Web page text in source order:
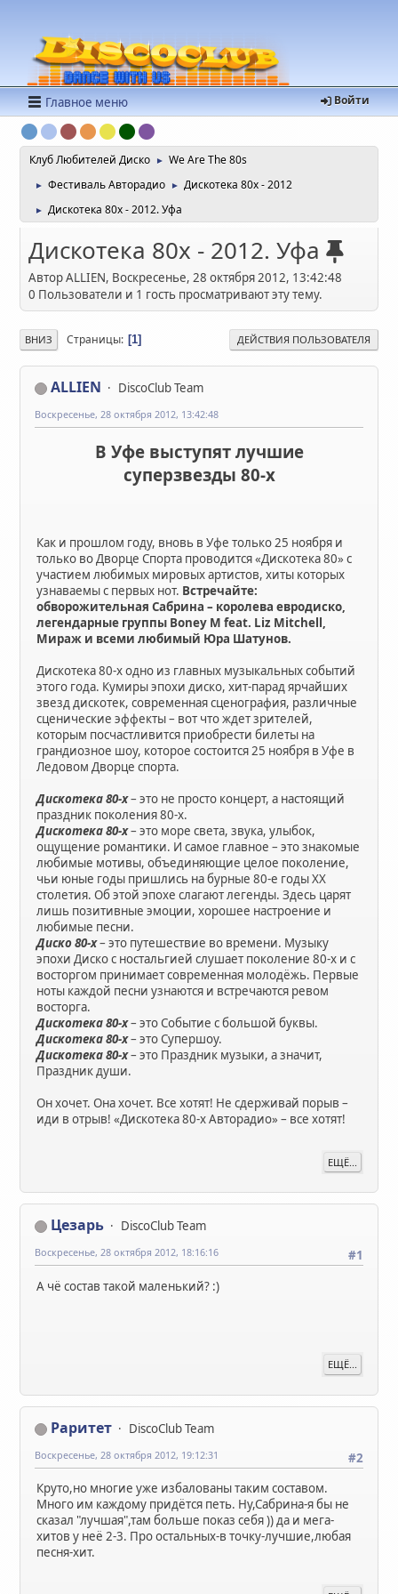
Войти
Главное меню
Клуб Любителей Диско ► We Are The 80s
► Фестиваль Авторадио ► Дискотека 80х - 2012
► Дискотека 80х - 2012. Уфа
Дискотека 80х - 2012. Уфа
Автор ALLIEN, Воскресенье, 28 октября 2012, 13:42:48
0 Пользователи и 1 гость просматривают эту тему.
ВНИЗ Страницы 1 ДЕЙСТВИЯ ПОЛЬЗОВАТЕЛЯ
ALLIEN DiscoClub Team
Воскресенье, 28 октября 2012, 13:42:48
В Уфе выступят лучшие
суперзвезды 80-х
Как и прошлом году, вновь в Уфе только 25 ноября и
только во Дворце Спорта проводится «Дискотека 80» с
участием любимых мировых артистов, хиты которых
узнаваемы с первых нот. Встречайте:
обворожительная Сабрина – королева евродиско,
легендарные группы Boney M feat. Liz Mitchell,
Мираж и всеми любимый Юра Шатунов.
Дискотека 80-х одно из главных музыкальных событий
этого года. Кумиры эпохи диско, хит-парад ярчайших
звезд дискотек, современная сценография, различные
сценические эффекты – вот что ждет зрителей,
которым посчастливится приобрести билеты на
грандиозное шоу, которое состоится 25 ноября в Уфе в
Ледовом Дворце спорта.
Дискотека 80-х– это не просто концерт, а настоящий
праздник поколения 80-х.
Дискотека 80-х– это море света, звука, улыбок,
ощущение романтики. И самое главное – это знакомые
любимые мотивы, объединяющие целое поколение,
чьи юные годы пришлись на бурные 80-е годы XX
столетия. Об этой эпохе слагают легенды. Здесь царят
лишь позитивные эмоции, хорошее настроение и
любимые песни.
Диско 80-х– это путешествие во времени. Музыку
эпохи Диско с ностальгией слушает поколение 80-х и с
восторгом принимает современная молодёжь. Первые
ноты каждой песни узнаются и встречаются ревом
восторга.
Дискотека 80-х– это Событие с большой буквы.
Дискотека 80-х– это Супершоу.
Дискотека 80-х– это Праздник музыки, а значит,
Праздник души.
Он хочет. Она хочет. Все хотят! Не сдерживай порыв –
иди в отрыв! «Дискотека 80-х Авторадио» – все хотят!
ЕЩЁ...
Цезарь
DiscoClub Team
#1
Воскресенье, 28 октября 2012, 18:16:16
А чё состав такой маленький? :)
ЕЩЁ...
Раритет
DiscoClub Team
#2
Воскресенье, 28 октября 2012, 19:12:31
Круто,но многие уже избалованы таким составом.
Много им каждому придётся петь. Ну,Сабрина-я бы не
сказал "лучшая",там больше показ себя )) да и мега-
хитов у неё 2-3. Про остальных-в точку-лучшие,любая
песня-хит.